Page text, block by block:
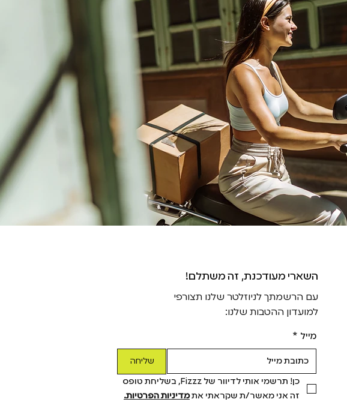
!השארי מעודכנת, זה משתלם
עם הרשמתך לניוזלטר שלנו תצורפי
למועדון ההטבות שלנו:
מייל *
שליחה
זה אני מאשר/ת שקראתי את מדיניות הפרטיות.